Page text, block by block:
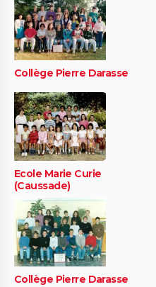
Collège Pierre Darasse
Ecole Marie Curie
(Caussade)
Collège Pierre Darasse